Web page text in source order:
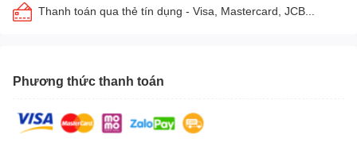
Thanh toán qua thẻ tín dụng - Visa, Mastercard, JCB...
Phương thức thanh toán